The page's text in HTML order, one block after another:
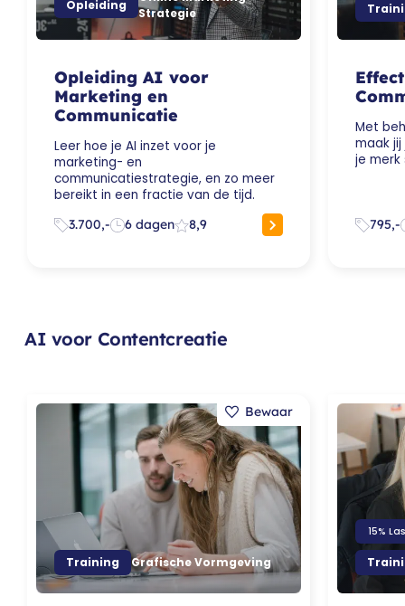
Opleiding
Strategie
Opleiding AI voor
Marketing en
Communicatie
Leer hoe je AI inzet voor je
marketing- en
communicatiestrategie, en zo meer
bereikt in een fractie van de tijd.
3.700,- 6 dagen 8,9
Met
maak
je merk
795,-
AI voor Contentcreatie
Training Grafische Vormgeving
15%